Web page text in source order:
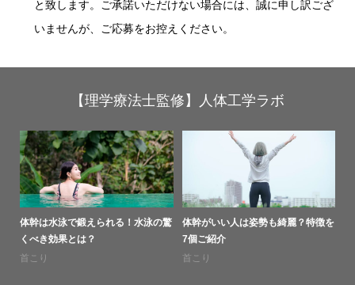
と致します。ご承諾いただけない場合には、誠に申し訳ござ
いませんが、ご応募をお控えください。
【理学療法士監修】人体工学ラボ
体幹は水泳で鍛えられる！水泳の驚
くべき効果とは？
首こり
体幹がいい人は姿勢も綺麗？特徴を
7個ご紹介
首こり